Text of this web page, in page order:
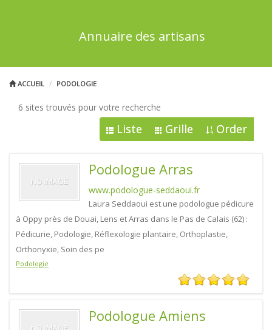
Annuaire des artisans
ACCUEIL PODOLOGIE
6 sites trouvés pour votre recherche
Liste Grille Order
Podologue Arras
www.podologue-seddaoui.fr
Laura Seddaoui est une podologue pédicure
à Oppy près de Douai, Lens et Arras dans le Pas de Calais (62) :
Pédicurie, Podologie, Réflexologie plantaire, Orthoplastie,
Orthonyxie, Soin des pe
Podologie
Podologue Amiens